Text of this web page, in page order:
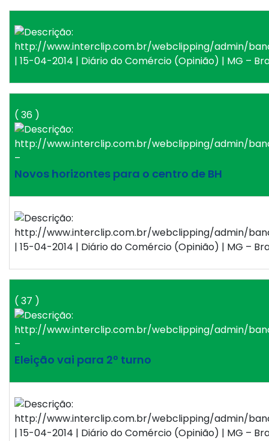
| 15-04-2014 | Diário do Comércio (Opinião) | MG –
( 36 )
–
Novos horizontes para o centro de BH
| 15-04-2014 | Diário do Comércio (Opinião) | MG –
( 37 )
–
Eleição vai para 2º turno
| 15-04-2014 | Diário do Comércio (Opinião) | MG –